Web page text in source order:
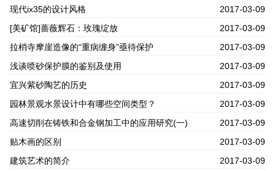
现代ix35的设计风格
2017-03-09
[美矿馆]蔷薇辉石：玫瑰绽放
2017-03-09
拉梢寺摩崖造像的“重病缠身”亟待保护
2017-03-09
浅谈喷砂保护膜的鉴别及使用
2017-03-09
宜兴紫砂陶艺的历史
2017-03-09
园林景观水景设计中有哪些空间类型？
2017-03-09
高速切削在铸铁和合金钢加工中的应用研究(一)
2017-03-09
贴木画的区别
2017-03-09
建筑艺术的简介
2017-03-09